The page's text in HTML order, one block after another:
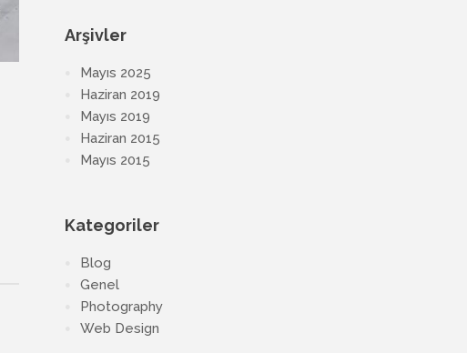
Arşivler
Mayıs 2025
Haziran 2019
Mayıs 2019
Haziran 2015
Mayıs 2015
Kategoriler
Blog
Genel
Photography
Web Design